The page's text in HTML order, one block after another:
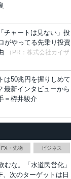
チャートは見ない」投
がやってる先乗り投資
（PR：株式会社カイザ
は50兆円を握りしめて
最新インタビューから
＝栫井駿介
FX・先物 ビジネス
むな。「水道民営化」
、次のターゲットは日